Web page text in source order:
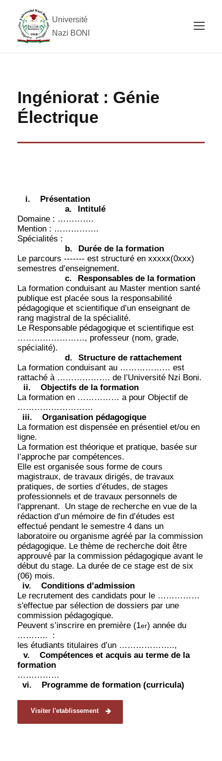
Université
Nazi BONI
Ingéniorat : Génie
Électrique
i.
Présentation
a.
Intitulé
Domaine : ………….
Mention : …………….
Spécialités :
b.
Durée de la formation
Le parcours ------- est structuré en xxxxx(0xxx)
semestres d’enseignement.
c.
Responsables de la formation
La formation conduisant au Master mention santé
publique est placée sous la responsabilité
pédagogique et scientifique d’un enseignant de
rang magistral de la spécialité.
Le Responsable pédagogique et scientifique est
……………………, professeur (nom, grade,
spécialité).
d.
Structure de rattachement
La formation conduisant au ……………… est
rattaché à ………………. de l’Université Nzi Boni.
ii.
Objectifs de la formation
La formation en …………… a pour Objectif de
………………………
iii.
Organisation pédagogique
La formation est dispensée en présentiel et/ou en
ligne.
La formation est théorique et pratique, basée sur
l’approche par compétences.
Elle est organisée sous forme de cours
magistraux, de travaux dirigés, de travaux
pratiques, de sorties d’études, de stages
professionnels et de travaux personnels de
l'apprenant.
Un stage de recherche en vue de la
rédaction d’un mémoire de fin d’études est
effectué pendant le semestre 4 dans un
laboratoire ou organisme agréé par la commission
pédagogique. Le thème de recherche doit être
approuvé par la commission pédagogique avant le
début du stage. La durée de ce stage est de six
(06) mois.
iv.
Conditions d’admission
Le recrutement des candidats pour le ……………
s'effectue par sélection de dossiers par une
commission pédagogique.
Peuvent s’inscrire en première (1er) année du
………..
:
les étudiants titulaires d’un ………………..,
v.
Compétences et acquis au terme de la
formation
……………
vi.
Programme de formation (curricula)
Visiter l'etablissement